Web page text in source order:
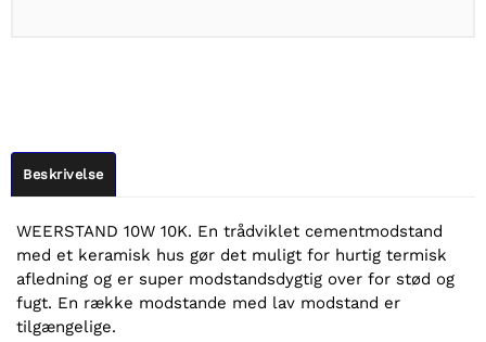
Beskrivelse
WEERSTAND 10W 10K. En trådviklet cementmodstand
med et keramisk hus gør det muligt for hurtig termisk
afledning og er super modstandsdygtig over for stød og
fugt. En række modstande med lav modstand er
tilgængelige.